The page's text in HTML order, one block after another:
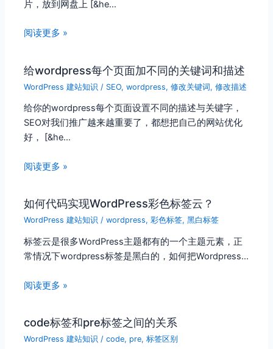
片，放到网盘上 [&he…
阅读更多 »
给wordpress每个页面加不同的关键词和描述
WordPress 建站知识 / SEO,wordpress,修改关键词,修改描述
给你的wordpress每个页面设置不同的描述与关键字，
SEO对我们推广越来越重要了，都想把自己的网站优化
好， [&he…
阅读更多 »
如何代码实现WordPress彩色标签云？
WordPress 建站知识 /wordpress,彩色标签,黑白标签
标签云是很多WordPress主题都有的一个主题元素，正
常情况下wordpress标签是黑白的，如何把Wordpress…
阅读更多 »
code标签和pre标签之间的关系
WordPress 建站知识 /code, pre,标签区别